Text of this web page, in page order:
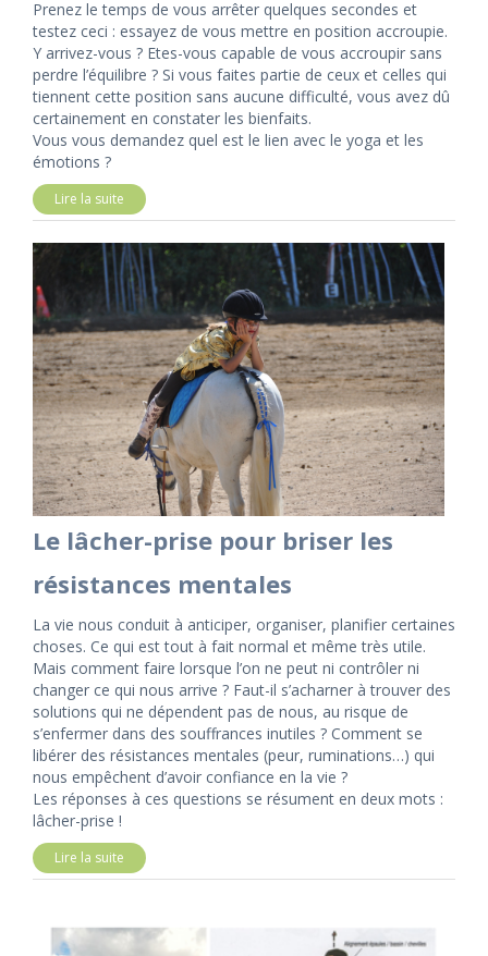
Prenez le temps de vous arrêter quelques secondes et
testez ceci : essayez de vous mettre en position accroupie.
Y arrivez-vous ? Etes-vous capable de vous accroupir sans
perdre l’équilibre ? Si vous faites partie de ceux et celles qui
tiennent cette position sans aucune difficulté, vous avez dû
certainement en constater les bienfaits.
Vous vous demandez quel est le lien avec le yoga et les
émotions ?
Lire la suite
Le lâcher-prise pour briser les
résistances mentales
La vie nous conduit à anticiper, organiser, planifier certaines
choses. Ce qui est tout à fait normal et même très utile.
Mais comment faire lorsque l’on ne peut ni contrôler ni
changer ce qui nous arrive ? Faut-il s’acharner à trouver des
solutions qui ne dépendent pas de nous, au risque de
s’enfermer dans des souffrances inutiles ? Comment se
libérer des résistances mentales (peur, ruminations…) qui
nous empêchent d’avoir confiance en la vie ?
Les réponses à ces questions se résument en deux mots :
lâcher-prise !
Lire la suite